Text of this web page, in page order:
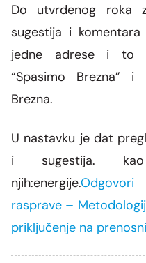
Do utvrdenog roka
sugestija i
jedne adrese i to
“Spasimo Brezna” i
Brezna.
U nastavku je dat
i sugestija.
njih:energije.
rasprave –
priključenje na